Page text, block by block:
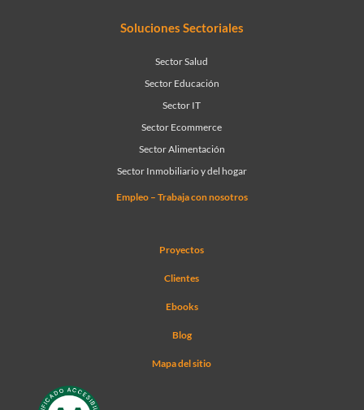
Soluciones Sectoriales
Sector Salud
Sector Educación
Sector IT
Sector Ecommerce
Sector Alimentación
Sector Inmobiliario y del hogar
Empleo – Trabaja con nosotros
Proyectos
Clientes
Ebooks
Blog
Mapa del sitio